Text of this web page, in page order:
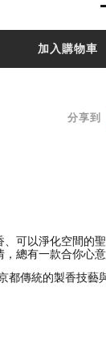
加入購物車
分享到
可以淨化空間的
總有一款合你心意
傳統的製香技